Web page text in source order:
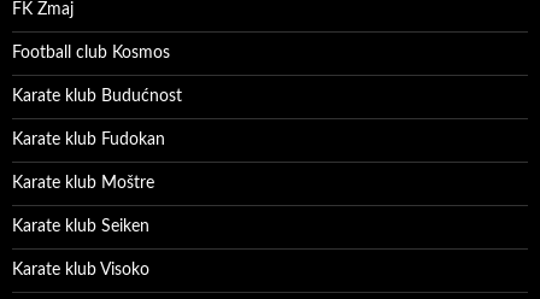
FK Zmaj
Football club Kosmos
Karate klub Budućnost
Karate klub Fudokan
Karate klub Moštre
Karate klub Seiken
Karate klub Visoko